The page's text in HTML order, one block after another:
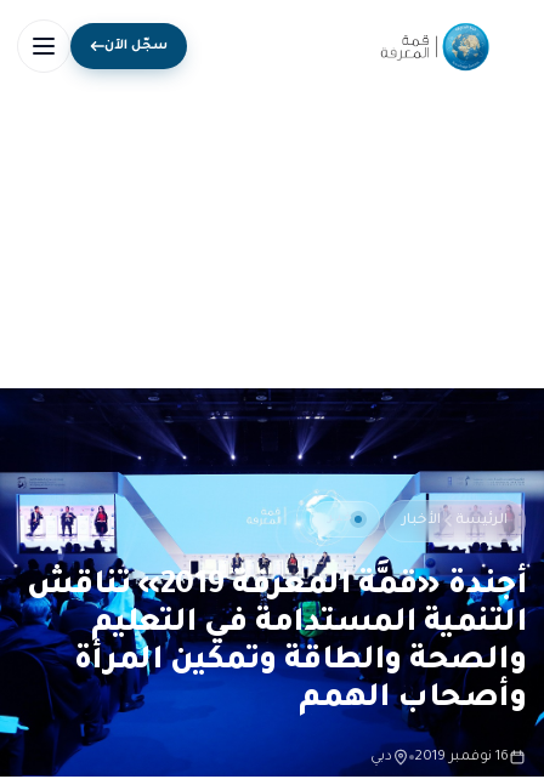
سجّل الآن
الرئيسة الأخبار خبر
أجندة «قمَّة المعرفة 2019» تناقش
التنمية المستدامة في التعليم
والصحة والطاقة وتمكين المرأة
وأصحاب الهمم
16 نوفمبر 2019 دبي